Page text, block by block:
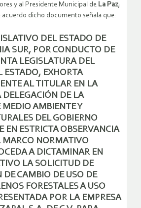
y al Presidente Municipal de La Paz;
dicho documento señala que:
DEL ESTADO DE
SUR, POR CONDUCTO DE
LEGISLATURA DEL
ESTADO, EXHORTA
AL TITULAR EN LA
DELEGACIÓN DE LA
MEDIO AMBIENTE Y
DEL GOBIERNO
EN ESTRICTA OBSERVANCIA
MARCO NORMATIVO
A DICTAMINAR EN
LA SOLICITUD DE
CAMBIO DE USO DE
FORESTALES A USO
POR LA EMPRESA